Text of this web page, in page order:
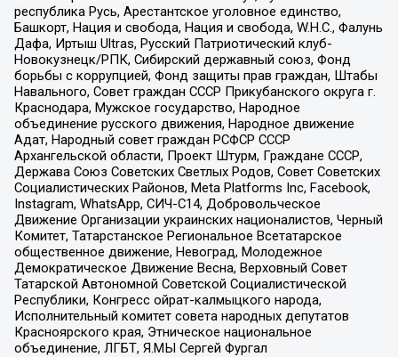
республика Русь, Арестантское уголовное единство,
Башкорт, Нация и свобода, Нация и свобода, W.H.С., Фалунь
Дафа, Иртыш Ultras, Русский Патриотический клуб-
Новокузнецк/РПК, Сибирский державный союз, Фонд
борьбы с коррупцией, Фонд защиты прав граждан, Штабы
Навального, Совет граждан СССР Прикубанского округа г.
Краснодара, Мужское государство, Народное
объединение русского движения, Народное движение
Адат, Народный совет граждан РСФСР СССР
Архангельской области, Проект Штурм, Граждане СССР,
Держава Союз Советских Светлых Родов, Совет Советских
Социалистических Районов, Meta Platforms Inc, Facebook,
Instagram, WhatsApp, СИЧ-С14, Добровольческое
Движение Организации украинских националистов, Черный
Комитет, Татарстанское Региональное Всетатарское
общественное движение, Невоград, Молодежное
Демократическое Движение Весна, Верховный Совет
Татарской Автономной Советской Социалистической
Республики, Конгресс ойрат-калмыцкого народа,
Исполнительный комитет совета народных депутатов
Красноярского края, Этническое национальное
объединение, ЛГБТ, Я.МЫ Сергей Фургал